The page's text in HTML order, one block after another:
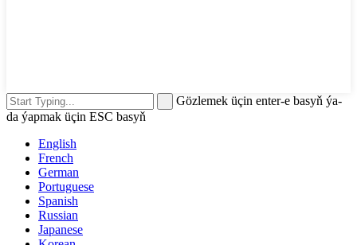
Gözlemek üçin enter-e basyň ýa-
da ýapmak üçin ESC basyň
English
French
German
Portuguese
Spanish
Russian
Japanese